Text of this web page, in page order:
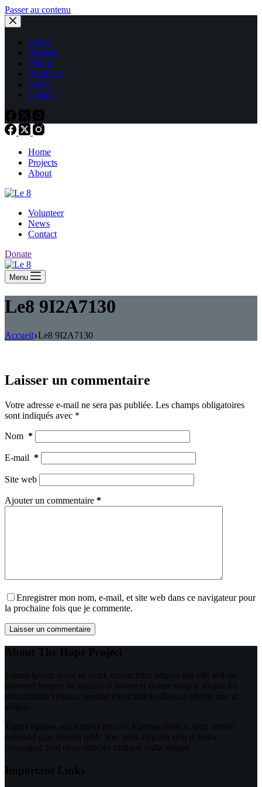
Passer au contenu
Home
Projects
About
Volunteer
News
Contact
Home
Projects
About
Volunteer
News
Contact
Donate
Menu
Le8 9I2A7130
Accueil Le8 9I2A7130
Laisser un commentaire
Votre adresse e-mail ne sera pas publiée. Les champs obligatoires
sont indiqués avec *
Nom *
E-mail *
Site web
Ajouter un commentaire *
Enregistrer mon nom, e-mail, et site web dans ce navigateur pour
la prochaine fois que je commente.
Laisser un commentaire
About The Hope Project
Lorem ipsum dolor sit amet, consectetur adipisicing elit, sed do
eiusmod tempor incididunt ut labore et dolore magna aliqua. Ut
enim minim veniam, nostrud exercitation ullamco laboris nisi ut
aliquip.
Turpis egestas sed tempus urna et. Egestas diam in arcu cursus
euismod quis viverra nibh. Nec nam aliquam sem et tortor
consequat. Sed risus ultricies tristique nulla aliquet.
Important Links